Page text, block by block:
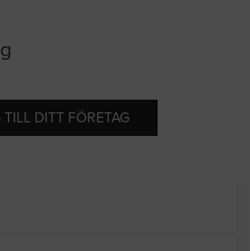
TILL DITT FÖRETAG